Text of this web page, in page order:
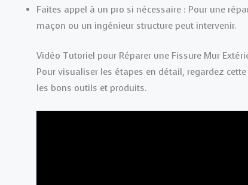
Faites appel à un pro si nécessaire : Pour une
maçon ou un ingénieur structure peut intervenir.
Vidéo Tutoriel pour Réparer une Fissure Mur
Pour visualiser les étapes en détail, regardez
les bons outils et produits.